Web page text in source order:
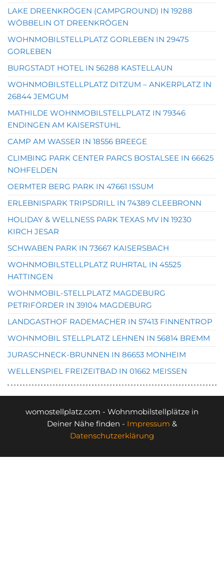
LAKE DREENKRÖGEN (CAMPGROUND) IN 19288
WÖBBELIN OT DREENKRÖGEN
WOHNMOBILSTELLPLATZ GORLEBEN IN 29475
GORLEBEN
BURGSTADT HOTEL IN 56288 KASTELLAUN
WOHNMOBILSTELLPLATZ DITZUM – ANKERPLATZ IN
26844 JEMGUM
MATHILDE WOHNMOBILSTELLPLATZ IN 79346
ENDINGEN AM KAISERSTUHL
CAMP AM WASSER IN 18556 BREEGE
CLIMBING PARK CENTER PARCS BOSTALSEE IN 66625
NOHFELDEN
OERMTER BERG PARK IN 47661 ISSUM
ERLEBNISPARK TRIPSDRILL IN 74389 CLEEBRONN
HOLIDAY & WELLNESS PARK TEXAS MV IN 19230
KIRCH JESAR
SCHWABEN PARK IN 73667 KAISERSBACH
WOHNMOBILSTELLPLATZ RUHRTAL IN 45525
HATTINGEN
WOHNMOBIL-STELLPLATZ MAGDEBURG
PETRIFÖRDER IN 39104 MAGDEBURG
LANDGASTHOF RADEMACHER IN 57413 FINNENTROP
WOHNMOBIL STELLPLATZ LEHNEN IN 56814 BREMM
JURASCHNECK-BRUNNEN IN 86653 MONHEIM
WELLENSPIEL FREIZEITBAD IN 01662 MEISSEN
womostellplatz.com - Wohnmobilstellplätze in
Deiner Nähe finden - Impressum &
Datenschutzerklärung